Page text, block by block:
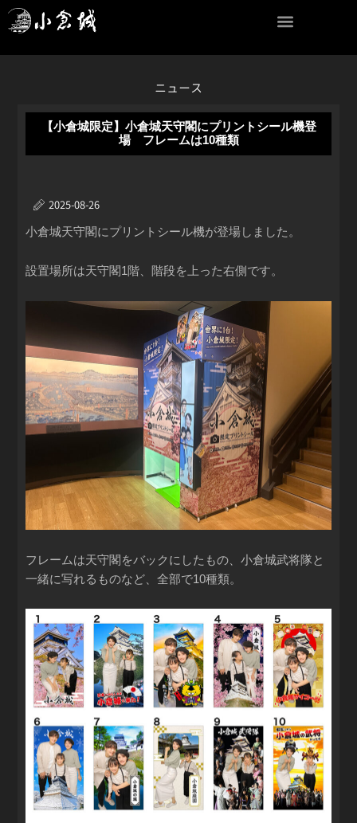
内
容
ニュース
【小倉城限定】小倉城天守閣にプリントシール機登
場 フレームは10種類
2025-08-26
小倉城天守閣にプリントシール機が登場しました。
設置場所は天守閣1階、階段を上った右側です。
フレームは天守閣をバックにしたもの、小倉城武将隊と
一緒に写れるものなど、全部で10種類。